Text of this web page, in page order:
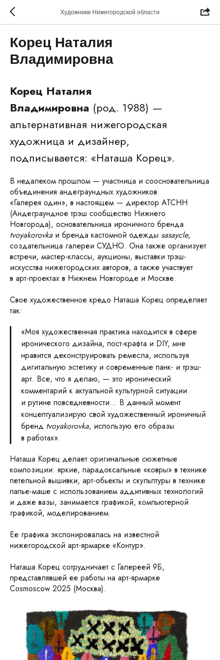
Художники Нижегородской области
Корец Наталия
Владимировна
Корец Наталия
Владимировна (род. 1988) —
альтернативная нижегородская
художница и дизайнер,
подписывается: «Наташа Корец».
В недалеком прошлом — участница и соосновательница
объединения андеграундных художников
«Галерея один», в настоящем — директор АТСНН
(Андеграундное трэш сообщество Нижнего
Новгорода), основательница ироничного бренда
tvoyakorovka и бренда кастомной одежды sasaycle,
создательница галереи СУДНО. Она также организует
встречи, мастер-классы, аукционы, выставки трэш-
искусства нижегородских авторов, а также участвует
в арт-проектах в Нижнем Новгороде и Москве.
Свое художественное кредо Наташа Корец определяет
так:
«Моя художественная практика находится в сфере
иронического дизайна, пост-крафта и DIY, мне
нравится деконструировать ремесла, используя
дигитальную эстетику и современные панк- и трэш-
арт. Все, что я делаю, — это иронический
комментарий к актуальной культурной ситуации
и рутине повседневности... В данный момент
концептуализирую свой художественный ироничный
бренд tvoyakorovka, использую его образы
в работах».
Наташа Корец делает оригинальные сюжетные
композиции: яркие, парадоксальные «ковры» в технике
петельной вышивки, арт-обьекты и скульптуры в технике
папье-маше с использованием аддитивных технологий
и даже вазы, занимается графикой, компьютерной
графикой, моделированием.
Ее графика экспонировалась на известной
нижегородской арт-ярмарке «Контур».
Наташа Корец сотрудничает с Галереей 9Б,
представлявшей ее работы на арт-ярмарке
Cosmoscow 2025 (Москва).